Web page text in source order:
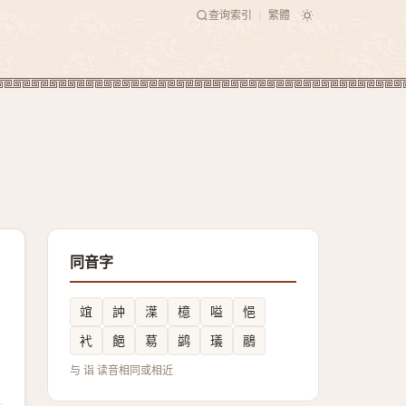
查询索引 繁體
同音字
竩 訲 㵩 檍 嗌
悒
䘝
䭂 䓪 鹢 㼁 鷊
与 诣 读音相同或相近